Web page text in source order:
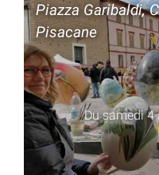
Piazza Garibaldi,
Pisacane
Du samedi